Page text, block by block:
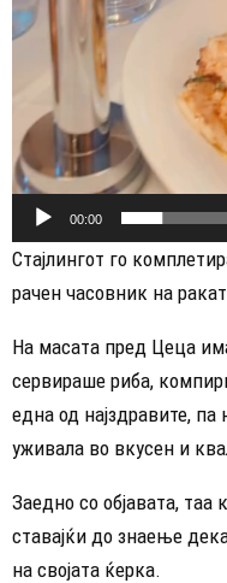
00:00
Стајлингот го
рачен часовник на
На масата пред Цеца
сервираше риба,
една од најздравите,
уживала во вкусен и
Заедно со објавата, таа
ставајќи до знаење
на својата ќерка.